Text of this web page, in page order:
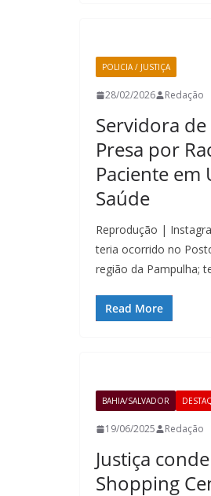
POLICIA / JUSTIÇA
28/02/2026 Redação
Servidora
Presa por
Paciente em
Saúde
Reprodução |
teria ocorrido no
região da Pampulha;
Read More
BAHIA/SALVADOR
19/06/2025 Redação
Justiça
Shopping